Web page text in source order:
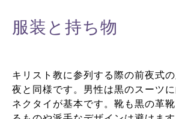
服装と持ち物
キリスト教に参列する際の前夜式
夜と同様です。男性は黒のスーツ
ネクタイが基本です。靴も黒の革